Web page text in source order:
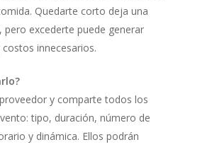
Quedarte corto deja una
pero excederte puede generar
innecesarios.
y comparte todos los
tipo, duración, número de
y dinámica. Ellos podrán